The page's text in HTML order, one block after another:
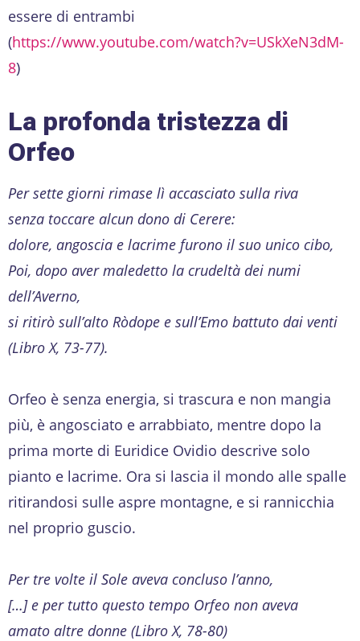
essere di entrambi
(https://www.youtube.com/watch?v=USkXeN3dM-
8)
La profonda tristezza di
Orfeo
Per sette giorni rimase lì accasciato sulla riva
senza toccare alcun dono di Cerere:
dolore, angoscia e lacrime furono il suo unico cibo,
Poi, dopo aver maledetto la crudeltà dei numi
dell’Averno,
si ritirò sull’alto Ròdope e sull’Emo battuto dai venti
(Libro X, 73-77).
Orfeo è senza energia, si trascura e non mangia
più, è angosciato e arrabbiato, mentre dopo la
prima morte di Euridice Ovidio descrive solo
pianto e lacrime. Ora si lascia il mondo alle spalle
ritirandosi sulle aspre montagne, e si rannicchia
nel proprio guscio.
Per tre volte il Sole aveva concluso l’anno,
[…] e per tutto questo tempo Orfeo non aveva
amato altre donne (Libro X, 78-80)